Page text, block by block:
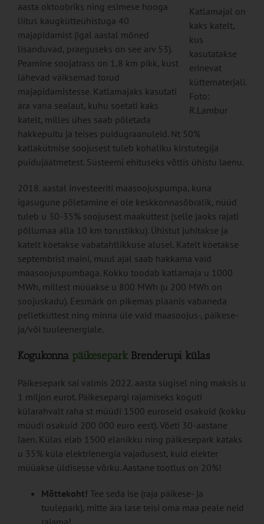
Katlamajal on
kaks katelt,
kus
kasutatakse
erinevat
küttematerjali.
Foto:
R.Lambur
aasta oktoobriks ning esimese hooga
liitus kaugkütteühistuga 40
majapidamist (igal aastal mõned
lisanduvad, praeguseks on see arv 53).
Peamine soojatrass on 1,8 km pikk, kust
lähevad väiksemad torud
majapidamistesse. Katlamajaks kasutati
ära vana sealaut, kuhu soetati kaks
katelt, milles ühes saab põletada
hakkepuitu ja teises puidugraanuleid. Nt 50%
katlakütmise soojusest tuleb kohaliku kirstutegija
puidujäätmetest. Süsteemi ehituseks võttis ühistu laenu.
2018. aastal investeeriti maasoojuspumpa, kuna
igasugune põletamine ei ole keskkonnasõbralik, nüüd
tuleb u 30-35% soojusest maaküttest (selle jaoks rajati
põllumaa alla 10 km torustikku). Ühistut juhitakse ja
katelt köetakse vabatahtlikkuse alusel. Katelt köetakse
septembrist maini, muul ajal saab hakkama vaid
maasoojuspumbaga. Kokku toodab katlamaja u 1000
MWh, millest müüakse u 800 MWh (u 200 MWh on
soojuskadu). Eesmärk on pikemas plaanis vabaneda
pelletküttest ning minna üle vaid maasoojus-, päikese-
ja/või tuuleenergiale.
Kogukonna päikeseparkBrenderupi külas
Päikesepark sai valmis 2022. aasta sügisel ning maksis u
1 miljon eurot. Päikesepargi rajamiseks koguti
külarahvalt raha st müüdi 1500 euroseid osakuid (kokku
müüdi osakuid 200 000 euro eest). Võeti 30-aastane
laen. Külas elab 1500 elanikku ning päikesepark kataks
u 35% küla elektrienergia vajadusest, kuid elekter
müüakse üldisesse võrku. Aastane tootlus on 20%!
Mõttekoht! Tee seda ise (raja päikese- ja
tuulepark), mitte ära lase teisi oma maa peale neid